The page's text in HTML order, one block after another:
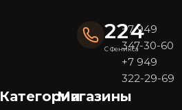
224
С Феникса
+7 949
347-30-60
+7 949
322-29-69
КатегорииМагазины